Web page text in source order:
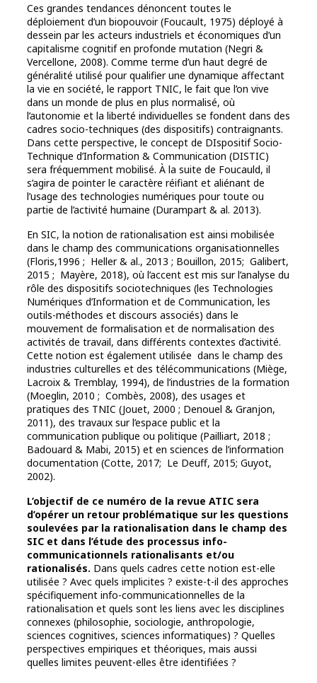
Ces grandes tendances dénoncent toutes le
déploiement d’un biopouvoir (Foucault, 1975) déployé à
dessein par les acteurs industriels et économiques d’un
capitalisme cognitif en profonde mutation (Negri &
Vercellone, 2008). Comme terme d’un haut degré de
généralité utilisé pour qualifier une dynamique affectant
la vie en société, le rapport TNIC, le fait que l’on vive
dans un monde de plus en plus normalisé, où
l’autonomie et la liberté individuelles se fondent dans des
cadres socio-techniques (des dispositifs) contraignants.
Dans cette perspective, le concept de DIspositif Socio-
Technique d’Information & Communication (DISTIC)
sera fréquemment mobilisé. À la suite de Foucauld, il
s’agira de pointer le caractère réifiant et aliénant de
l’usage des technologies numériques pour toute ou
partie de l’activité humaine (Durampart & al. 2013).
En SIC, la notion de rationalisation est ainsi mobilisée
dans le champ des communications organisationnelles
(Floris,1996 ; Heller & al., 2013 ; Bouillon, 2015; Galibert,
2015 ; Mayère, 2018), où l’accent est mis sur l’analyse du
rôle des dispositifs sociotechniques (les Technologies
Numériques d’Information et de Communication, les
outils-méthodes et discours associés) dans le
mouvement de formalisation et de normalisation des
activités de travail, dans différents contextes d’activité.
Cette notion est également utilisée dans le champ des
industries culturelles et des télécommunications (Miège,
Lacroix & Tremblay, 1994), de l’industries de la formation
(Moeglin, 2010 ; Combès, 2008), des usages et
pratiques des TNIC (Jouet, 2000 ; Denouel & Granjon,
2011), des travaux sur l’espace public et la
communication publique ou politique (Pailliart, 2018 ;
Badouard & Mabi, 2015) et en sciences de l’information
documentation (Cotte, 2017; Le Deuff, 2015; Guyot,
2002).
L’objectif de ce numéro de la revue ATIC sera
d’opérer un retour problématique sur les questions
soulevées par la rationalisation dans le champ des
SIC et dans l’étude des processus info-
communicationnels rationalisants et/ou
rationalisés. Dans quels cadres cette notion est-elle
utilisée ? Avec quels implicites ? existe-t-il des approches
spécifiquement info-communicationnelles de la
rationalisation et quels sont les liens avec les disciplines
connexes (philosophie, sociologie, anthropologie,
sciences cognitives, sciences informatiques) ? Quelles
perspectives empiriques et théoriques, mais aussi
quelles limites peuvent-elles être identifiées ?